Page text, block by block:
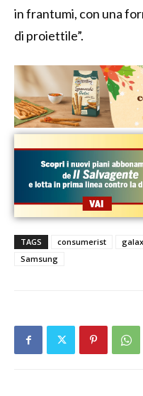
in frantumi, con una
di proiettile”.
TAGS consumerist
Samsung